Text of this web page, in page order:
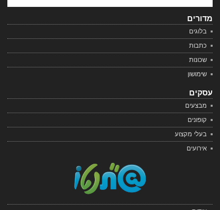
מדורים
בלוגים
כתבות
שכונות
שימושון
עסקים
מבצעים
קופונים
בעלי מקצוע
אירועים